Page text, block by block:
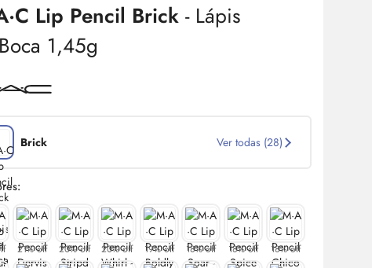
Lip Pencil Brick - Lápis
1,45g
Brick Ver todas (28)
21% off 20% off 20% off 19% off 18% off 18% off 18% off